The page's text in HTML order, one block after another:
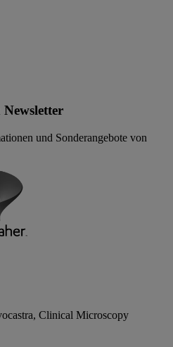
und Sonderangebote von
Clinical Microscopy